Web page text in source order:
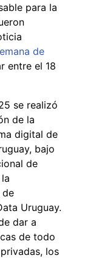
para la
de
entre el 18
se realizó
de la
digital de
bajo
de
de
Uruguay.
dar a
de todo
los